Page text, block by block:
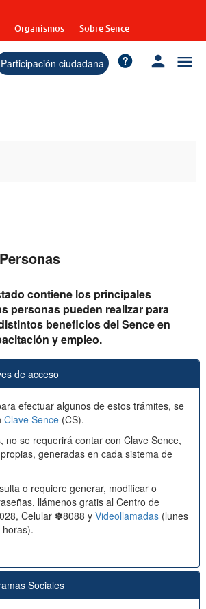
Organismos Sobre Sence
Participación ciudadana
contiene los principales
personas pueden realizar para
beneficios del Sence en
y empleo.
de acceso
efectuar algunos de estos trámites, se
Clave Sence(CS).
no se requerirá contar con Clave Sence,
generadas en cada sistema de
o requiere generar, modificar o
llámenos gratis al Centro de
Celular ✽8088 y Videollamadas(lunes
Sociales